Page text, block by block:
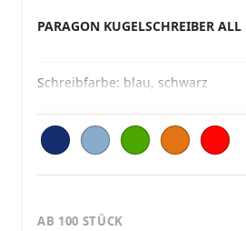
PARAGON KUGELSCHREIBER
Schreibfarbe: blau, schwarz
AB 100 STÜCK